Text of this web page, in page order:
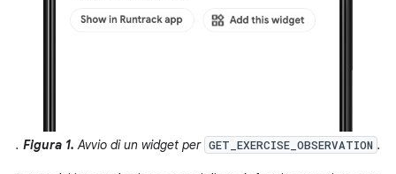
. Figura 1. Avvio di un widget per GET_EXERCISE_OBSERVATION .